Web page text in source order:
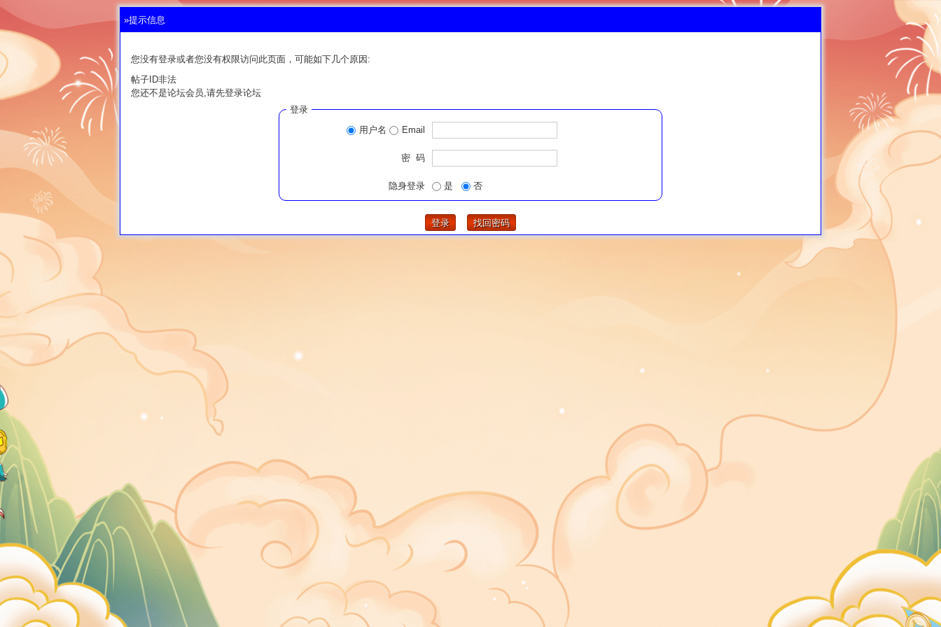
»提示信息
您没有登录或者您没有权限访问此页面，可能如下几个原因:
帖子ID非法
您还不是论坛会员,请先登录论坛
登录
用户名
Email
密 码
隐身登录 是 否